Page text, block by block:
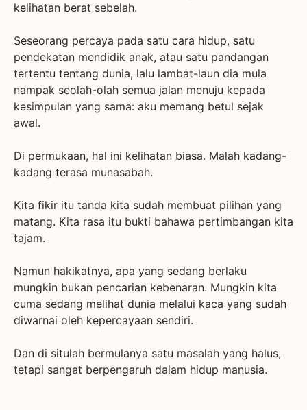
kelihatan berat sebelah.
Seseorang percaya pada satu cara hidup, satu
pendekatan mendidik anak, atau satu pandangan
tertentu tentang dunia, lalu lambat-laun dia mula
nampak seolah-olah semua jalan menuju kepada
kesimpulan yang sama: aku memang betul sejak
awal.
Di permukaan, hal ini kelihatan biasa. Malah kadang-
kadang terasa munasabah.
Kita fikir itu tanda kita sudah membuat pilihan yang
matang. Kita rasa itu bukti bahawa pertimbangan kita
tajam.
Namun hakikatnya, apa yang sedang berlaku
mungkin bukan pencarian kebenaran. Mungkin kita
cuma sedang melihat dunia melalui kaca yang sudah
diwarnai oleh kepercayaan sendiri.
Dan di situlah bermulanya satu masalah yang halus,
tetapi sangat berpengaruh dalam hidup manusia.